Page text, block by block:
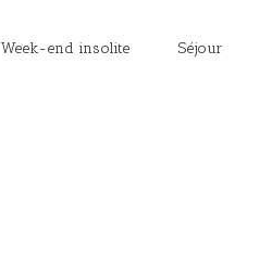
Week-end insolite Séjour